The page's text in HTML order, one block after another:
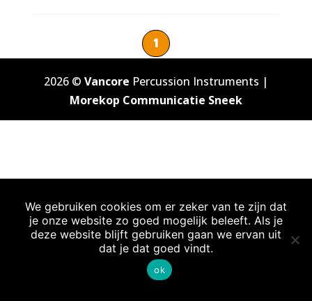
1
2026 © Vancore Percussion Instruments |
Morekop Communicatie Sneek
We gebruiken cookies om er zeker van te zijn dat
je onze website zo goed mogelijk beleeft. Als je
deze website blijft gebruiken gaan we ervan uit
dat je dat goed vindt.
ok